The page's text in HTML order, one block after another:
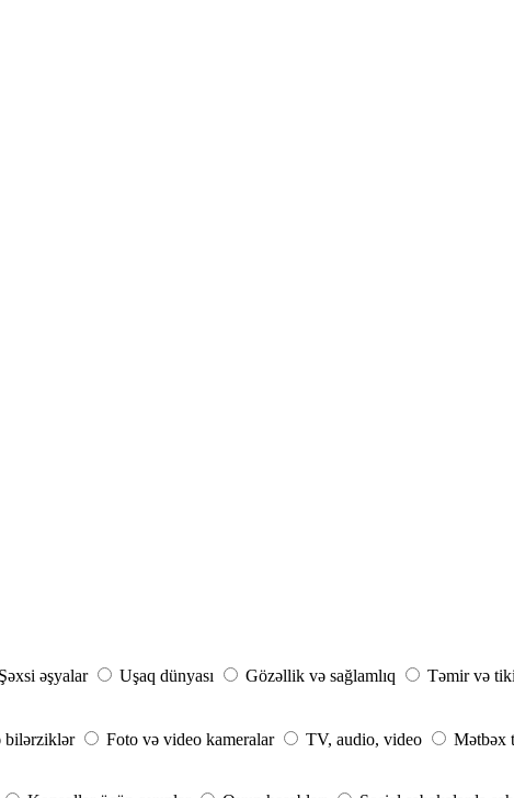
Şəxsi əşyalar Uşaq dünyası Gözəllik və sağlamlıq Təmir və
bilərziklər Foto və video kameralar TV, audio, video Mətbəx